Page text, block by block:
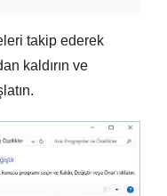
takip ederek
kaldırın ve